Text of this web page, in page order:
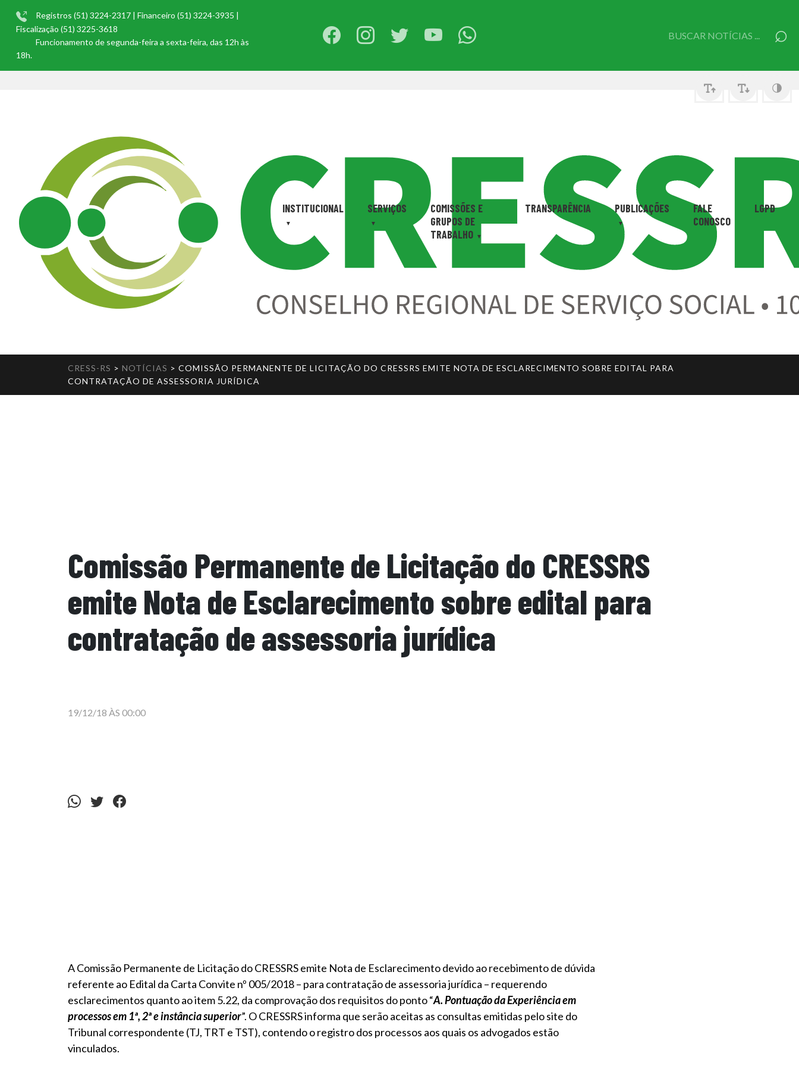
Registros (51) 3224-2317 | Financeiro (51) 3224-3935 |
Fiscalização (51) 3225-3618
Funcionamento de segunda-feira a sexta-feira, das 12h às
18h.
⌕
INSTITUCIONAL SERVIÇOS
COMISSÕES E
GRUPOS DE
TRABALHO
TRANSPARÊNCIA PUBLICAÇÕES
FALE
CONOSCO
LGPD
CRESS-RS > NOTÍCIAS > COMISSÃO PERMANENTE DE LICITAÇÃO DO CRESSRS EMITE NOTA DE ESCLARECIMENTO SOBRE EDITAL PARA
CONTRATAÇÃO DE ASSESSORIA JURÍDICA
Comissão Permanente de Licitação do CRESSRS
emite Nota de Esclarecimento sobre edital para
contratação de assessoria jurídica
19/12/18 ÀS 00:00
A Comissão Permanente de Licitação do CRESSRS emite Nota de Esclarecimento devido ao recebimento de dúvida
referente ao Edital da Carta Convite nº 005/2018 – para contratação de assessoria jurídica – requerendo
esclarecimentos quanto ao item 5.22, da comprovação dos requisitos do ponto “A. Pontuação da Experiência em
processos em 1ª, 2ª e instância superior”. O CRESSRS informa que serão aceitas as consultas emitidas pelo site do
Tribunal correspondente (TJ, TRT e TST), contendo o registro dos processos aos quais os advogados estão
vinculados.